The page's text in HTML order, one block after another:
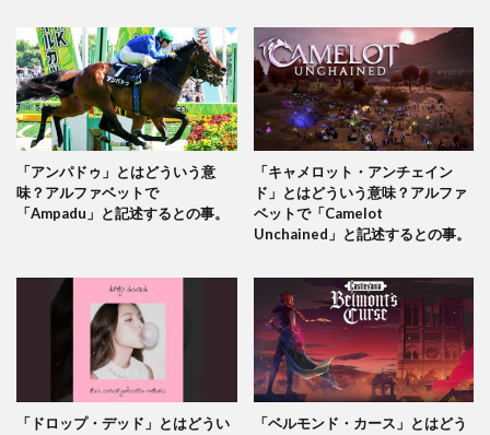
「アンパドゥ」とはどういう意
味？アルファベットで
「Ampadu」と記述するとの事。
「キャメロット・アンチェイン
ド」とはどういう意味？アルファ
ベットで「Camelot
Unchained」と記述するとの事。
「ドロップ・デッド」とはどうい
「ベルモンド・カース」とはどう